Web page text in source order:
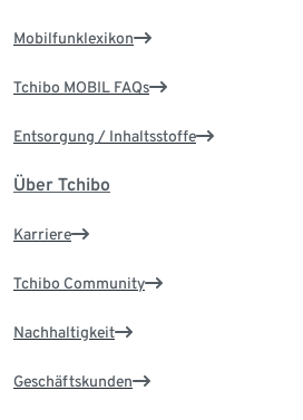
Mobilfunklexikon
Tchibo MOBIL FAQs
Entsorgung / Inhaltsstoffe
Über Tchibo
Karriere
Tchibo Community
Nachhaltigkeit
Geschäftskunden